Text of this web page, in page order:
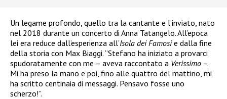
Un legame profondo, quello tra la cantante e l’inviato, nato
nel 2018 durante un concerto di Anna Tatangelo. All’epoca
lei era reduce dall’esperienza all’Isola dei Famosie dalla fine
della storia con Max Biaggi. “Stefano ha iniziato a provarci
spudoratamente con me – aveva raccontato a Verissimo –.
Mi ha preso la mano e poi, fino alle quattro del mattino, mi
ha scritto centinaia di messaggi. Pensavo fosse uno
scherzo!”.